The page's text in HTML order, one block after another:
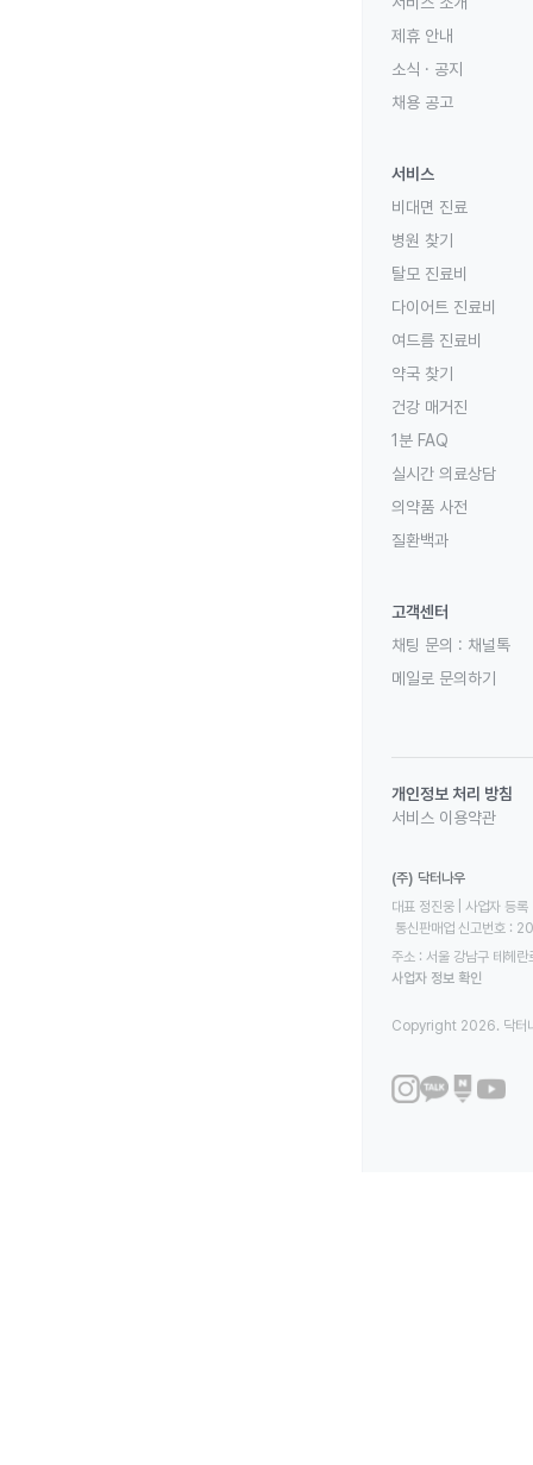
제휴 안내
소식 · 공지
채용 공고
서비스
비대면 진료
병원 찾기
탈모 진료비
다이어트 진료비
여드름 진료비
약국 찾기
건강 매거진
1분 FAQ
실시간 의료상담
의약품 사전
질환백과
고객센터
채팅 문의 : 채널톡
메일로 문의하기
개인정보 처리 방침
서비스 이용약관
(주) 닥터나우
대표 정진웅 | 사업자
통신판매업 신고번호
주소 : 서울 강남구 테헤
사업자 정보 확인
Copyright 2026. 닥터